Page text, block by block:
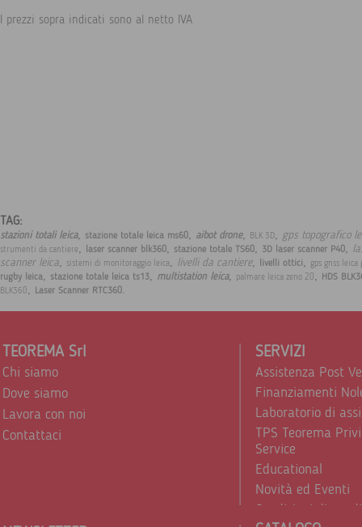
I prezzi sopra indicati sono al netto IVA
TAG:
stazioni totali leica, stazione totale leica ms60, aibot drone, BLK 3D, gps topografico
strumenti da cantiere, laser scanner blk360, stazione totale TS60, 3D laser scanner P40,
scanner leica, sistemi di monitoraggio leica, livelli da cantiere, livelli ottici, gps gnss leica
rugby leica, stazione totale leica ts13, multistation leica, palmare leica zeno 20, HDS
BLK360, Laser Scanner RTC360.
TEOREMA Srl
Chi siamo
Dove siamo
Lavora con noi
Contattaci
SERVIZI
Assistenza Post
Finanziamenti
Laboratorio di
TPS Teorema
Service
Educational
Novità ed Eventi
Condizioni di